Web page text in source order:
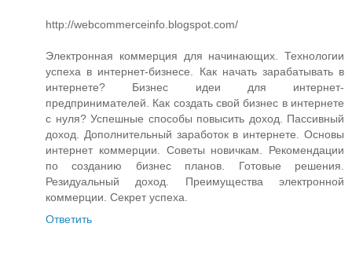
http://webcommerceinfo.blogspot.com/
Электронная коммерция для начинающих. Технологии
успеха в интернет-бизнесе. Как начать зарабатывать в
интернете? Бизнес идеи для интернет-
предпринимателей. Как создать свой бизнес в интернете
с нуля? Успешные способы повысить доход. Пассивный
доход. Дополнительный заработок в интернете. Основы
интернет коммерции. Советы новичкам. Рекомендации
по созданию бизнес планов. Готовые решения.
Резидуальный доход. Преимущества электронной
коммерции. Секрет успеха.
Ответить